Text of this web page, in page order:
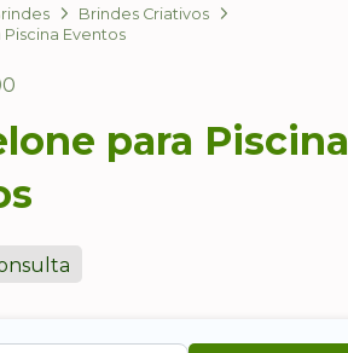
Brindes Criativos
Eventos
para Piscina